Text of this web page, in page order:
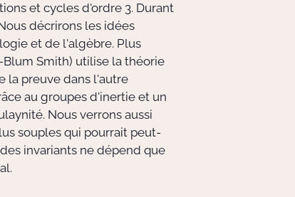
et cycles d'ordre 3. Durant
décrirons les idées
et de l'algèbre. Plus
Blum Smith) utilise la théorie
la preuve dans l'autre
au groupes d'inertie et un
Nous verrons aussi
souples qui pourrait peut-
invariants ne dépend que